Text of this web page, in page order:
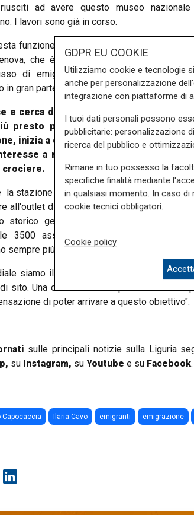
ad avere questo museo
I lavori sono già in corso.
funzione nazionale di celebrazione
che è il porto di riferimento di
di emigranti notevole perché gli
in gran parte discendenti soprattutto in Italia.
e cerca di dissimulare la sua origine
presto possibile ma quando si è
inizia a chiedersi come mai io mi
a ritornare in Italia ci ritorna
crociere.
stazione marittima un passo dalla
all'outlet di Serravalle, si orientano sul
storico genovese. Penso che questo sia
3500 associazioni attraverso questa
sempre più
siamo il numero due, come CISEI_NET,
sito. Una cosa che ha sorpreso anche noi
di poter arrivare a questo obiettivo".
sulle principali notizie sulla Liguria
su Instagram, su Youtube e su Facebook.
Capocaccia Ilaria Cavo emigranti emigrazione
GDPR EU COOKIE
Utilizziamo cookie e tecnologie
anche per personalizzazione
integrazione con piattaforme di
I tuoi dati personali possono
pubblicitarie: personalizzazione
ricerca del pubblico e
Rimane in tuo possesso la
specifiche finalità mediante
in qualsiasi momento. In caso
cookie tecnici obbligatori.
Cookie policy